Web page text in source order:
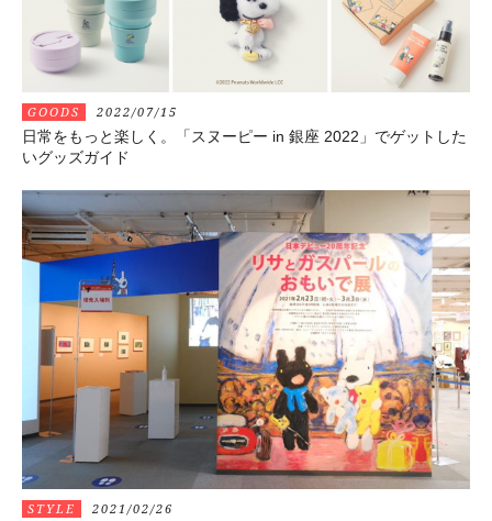
GOODS 2022/07/15
日常をもっと楽しく。「スヌーピー in 銀座 2022」でゲットした
いグッズガイド
STYLE 2021/02/26